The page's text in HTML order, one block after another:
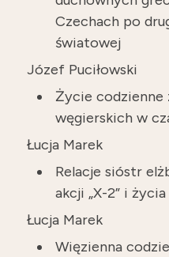
Czechach po
światowej
Józef Puciłowski
Życie codzienne
węgierskich w
Łucja Marek
Relacje sióstr
akcji „X-2” i
Łucja Marek
Więzienna